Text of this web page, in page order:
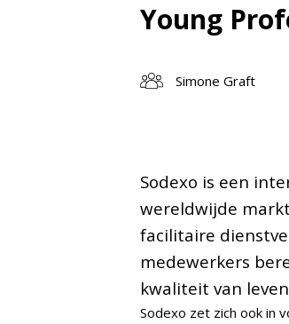
Young
Simone Graft
Sodexo is een
wereldwijde
facilitaire
medewerkers
kwaliteit van
Sodexo zet zich ook in